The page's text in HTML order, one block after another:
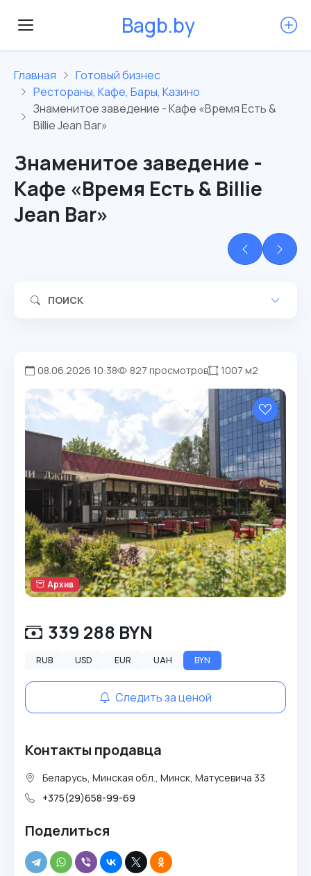
Bagb.by
Главная
Готовый бизнес
Рестораны, Кафе, Бары, Казино
Знаменитое заведение - Кафе «Время Есть &
Billie Jean Bar»
Знаменитое заведение -
Кафе «Время Есть & Billie
Jean Bar»
ПОИСК
08.06.2026 10:38 827 просмотров 1007 м2
Архив
339 288 BYN
RUB USD EUR UAH BYN
Следить за ценой
Контакты продавца
Беларусь, Минская обл., Минск, Матусевича 33
+375(29)658-99-69
Поделиться